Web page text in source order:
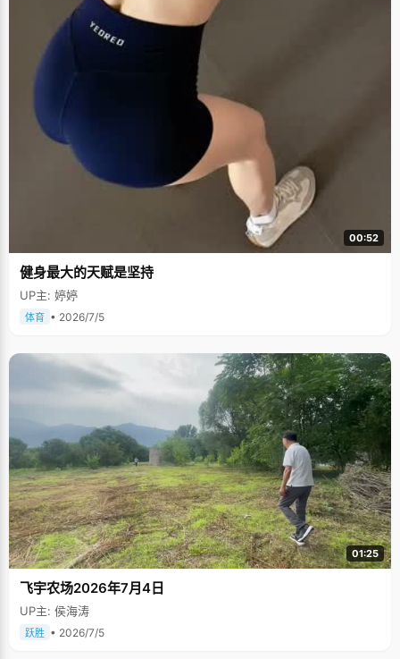
00:52
健身最大的天赋是坚持
UP主: 婷婷
体育 • 2026/7/5
01:25
飞宇农场2026年7月4日
UP主: 侯海涛
跃胜 • 2026/7/5